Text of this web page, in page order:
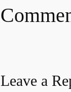
Leave a